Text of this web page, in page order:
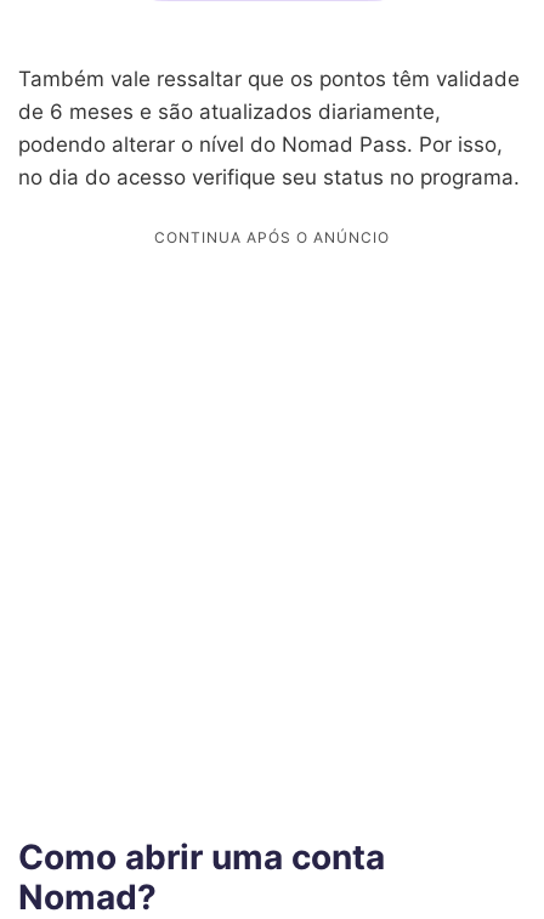
Também vale ressaltar que os pontos têm validade
de 6 meses e são atualizados diariamente,
podendo alterar o nível do Nomad Pass. Por isso,
no dia do acesso verifique seu status no programa.
Como abrir uma conta
Nomad?